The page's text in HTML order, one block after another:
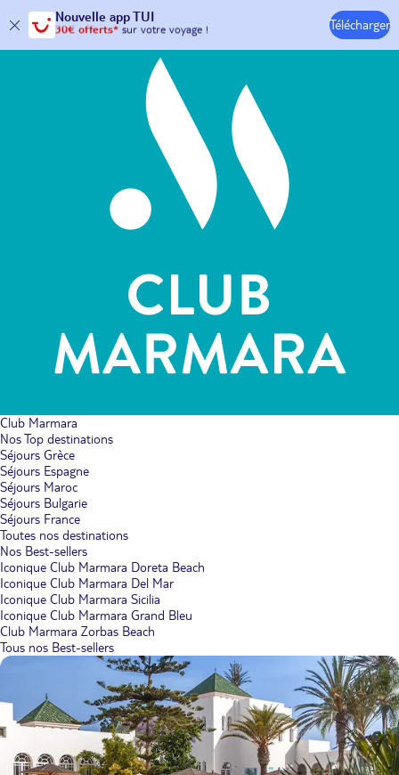
Nouvelle app TUI
30€ offerts* sur votre voyage !
avec le code :HAPPYAPP
Télécharger
Hôtels & Clubs
Club Marmara
Nos Top destinations
Séjours Grèce
Séjours Espagne
Séjours Maroc
Séjours Bulgarie
Séjours France
Toutes nos destinations
Nos Best-sellers
Iconique Club Marmara Doreta Beach
Iconique Club Marmara Del Mar
Iconique Club Marmara Sicilia
Iconique Club Marmara Grand Bleu
Club Marmara Zorbas Beach
Tous nos Best-sellers